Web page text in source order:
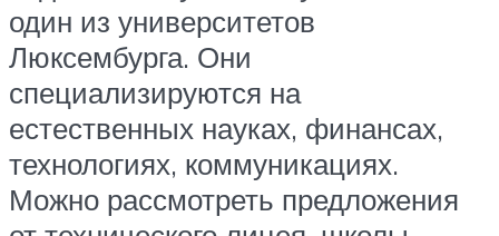
один из университетов
Люксембурга. Они
специализируются на
естественных науках, финансах,
технологиях, коммуникациях.
Можно рассмотреть предложения